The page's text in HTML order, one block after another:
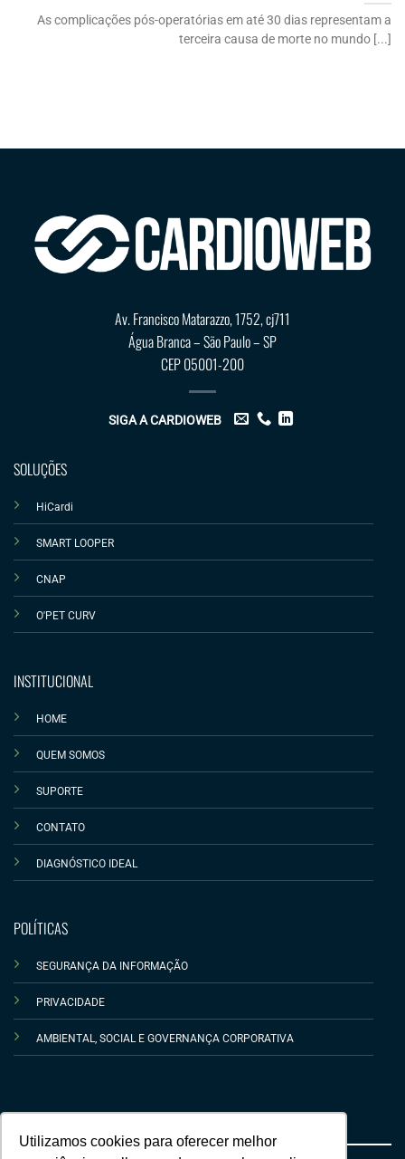
Utilizamos cookies para oferecer melhor
As complicações pós-operatórias em até 30 dias representam a
terceira causa de morte no mundo [...]
Av. Francisco Matarazzo, 1752, cj711
Água Branca – São Paulo – SP
CEP 05001-200
SIGA A CARDIOWEB
SOLUÇÕES
HiCardi
SMART LOOPER
CNAP
O'PET CURV
INSTITUCIONAL
HOME
QUEM SOMOS
SUPORTE
CONTATO
DIAGNÓSTICO IDEAL
POLÍTICAS
SEGURANÇA DA INFORMAÇÃO
PRIVACIDADE
AMBIENTAL, SOCIAL E GOVERNANÇA CORPORATIVA